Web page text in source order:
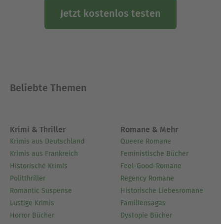
Jetzt kostenlos testen
Beliebte Themen
Krimi & Thriller
Krimis aus Deutschland
Krimis aus Frankreich
Historische Krimis
Politthriller
Romantic Suspense
Lustige Krimis
Horror Bücher
Romane & Mehr
Queere Romane
Feministische Bücher
Feel-Good-Romane
Regency Romane
Historische Liebesromane
Familiensagas
Dystopie Bücher